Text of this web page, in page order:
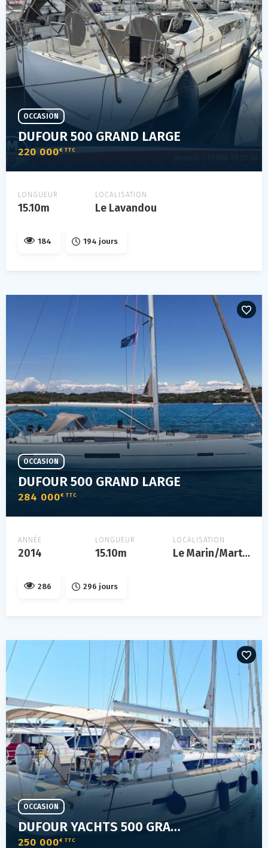
DUFOUR 500 GRAND LARGE
220 000€ TTC
OCCASION
LONGUEUR
15.10m
LOCALISATION
Le Lavandou
184 194 jours
DUFOUR 500 GRAND LARGE
284 000€ TTC
OCCASION
ANNÉE
2014
LONGUEUR
15.10m
LOCALISATION
Le Marin/Martinique
286 296 jours
DUFOUR YACHTS 500 GRAND LARGE
250 000€ TTC
OCCASION